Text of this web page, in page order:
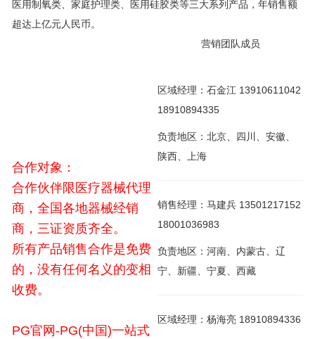
医用制氧类、家庭护理类、医用硅胶类等三大系列产品，年销售额
超达上亿元人民币。
合作对象：
合作伙伴限医疗器械代理
商，全国各地器械经销
商，三证资质齐全。
所有产品销售合作是免费
的，没有任何名义的变相
收费。
PG官网-PG(中国)一站式
营销团队成员
区域经理：石金江 13910611042
18910894335
负责地区：北京、四川、安徽、
陕西、上海
销售经理：马建兵 13501217152
18001036983
负责地区：河南、内蒙古、辽
宁、新疆、宁夏、西藏
区域经理：杨海亮 18910894336